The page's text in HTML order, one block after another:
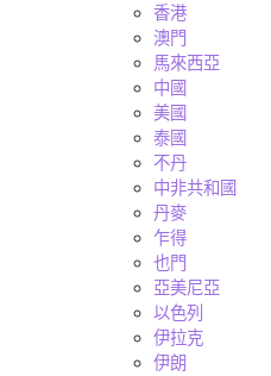
香港
澳門
馬來西亞
中國
美國
泰國
不丹
中非共和國
丹麥
乍得
也門
亞美尼亞
以色列
伊拉克
伊朗